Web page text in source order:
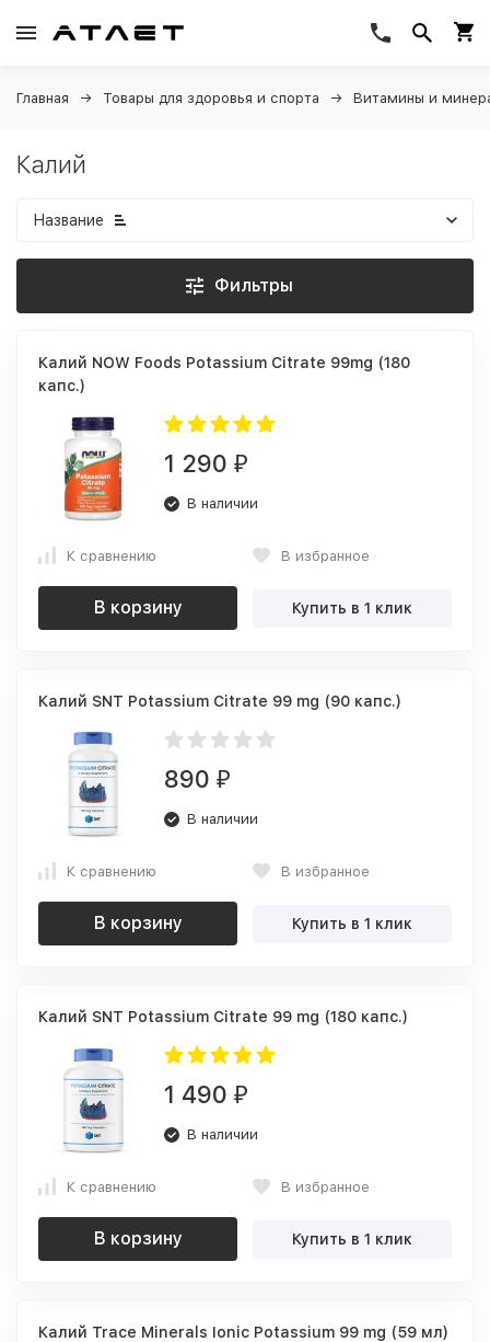
Главная Товары для здоровья и спорта Витамины и
Калий
Название
Фильтры
Калий NOW Foods Potassium Citrate 99mg (180
капс.)
1 290 ₽
В наличии
К сравнению В избранное
В корзину Купить в 1 клик
Калий SNT Potassium Citrate 99 mg (90 капс.)
890 ₽
В наличии
К сравнению В избранное
В корзину Купить в 1 клик
Калий SNT Potassium Citrate 99 mg (180 капс.)
1 490 ₽
В наличии
К сравнению В избранное
В корзину Купить в 1 клик
Калий Trace Minerals Ionic Potassium 99 mg (59 мл)